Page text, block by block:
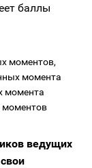
баллы
моментов,
момента
момента
моментов
ведущих